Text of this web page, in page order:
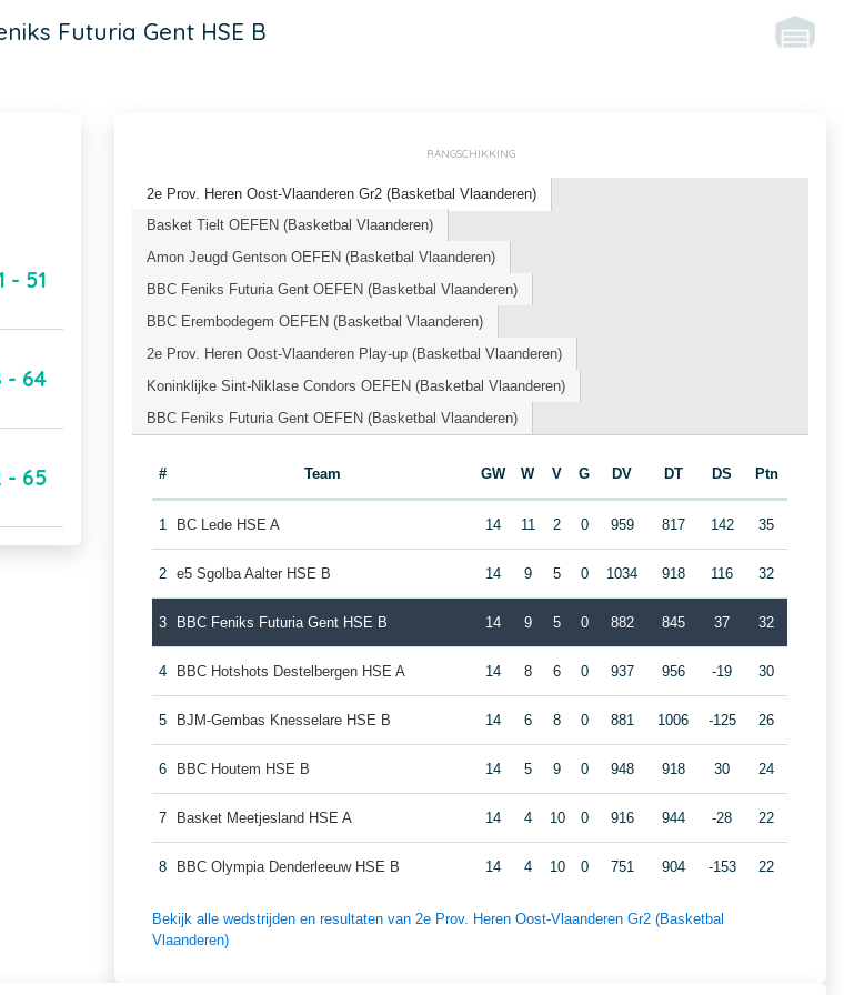
Futuria Gent HSE B
- 51
- 64
- 65
RANGSCHIKKING
2e Prov. Heren Oost-Vlaanderen Gr2 (Basketbal Vlaanderen)
Basket Tielt OEFEN (Basketbal Vlaanderen)
Amon Jeugd Gentson OEFEN (Basketbal Vlaanderen)
BBC Feniks Futuria Gent OEFEN (Basketbal Vlaanderen)
BBC Erembodegem OEFEN (Basketbal Vlaanderen)
2e Prov. Heren Oost-Vlaanderen Play-up (Basketbal Vlaanderen)
Koninklijke Sint-Niklase Condors OEFEN (Basketbal Vlaanderen)
BBC Feniks Futuria Gent OEFEN (Basketbal Vlaanderen)
# Team GW W V G DV DT DS Ptn
1 BC Lede HSE A 14 11 2 0 959 817 142 35
2 e5 Sgolba Aalter HSE B 14 9 5 0 1034 918 116 32
3 BBC Feniks Futuria Gent HSE B 14 9 5 0 882 845 37 32
4 BBC Hotshots Destelbergen HSE A 14 8 6 0 937 956 -19 30
5 BJM-Gembas Knesselare HSE B 14 6 8 0 881 1006 -125 26
6 BBC Houtem HSE B 14 5 9 0 948 918 30 24
7 Basket Meetjesland HSE A 14 4 10 0 916 944 -28 22
8 BBC Olympia Denderleeuw HSE B 14 4 10 0 751 904 -153 22
Bekijk alle wedstrijden en resultaten van 2e Prov. Heren Oost-Vlaanderen Gr2 (Basketbal
Vlaanderen)